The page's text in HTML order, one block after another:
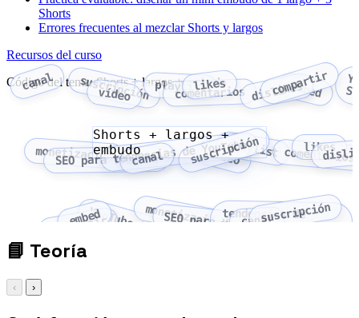
Shorts
Errores frecuentes al mezclar Shorts y largos
Recursos del curso
Código del tema: Shorts + largos + embudo
canal suscripción
vídeo playlist
comentarios
likes dislikes
compartir
embed
monetización
SEO para YouTubetendencias de YouTube
canal suscripción
vídeoplaylist comentarios
likes
compartir
embedYouTube Studiomonetización
SEO para YouTube
tendencias de
YouTube
canalsuscripción
Shorts + largos +
embudo
📘 Teoría
‹ ›